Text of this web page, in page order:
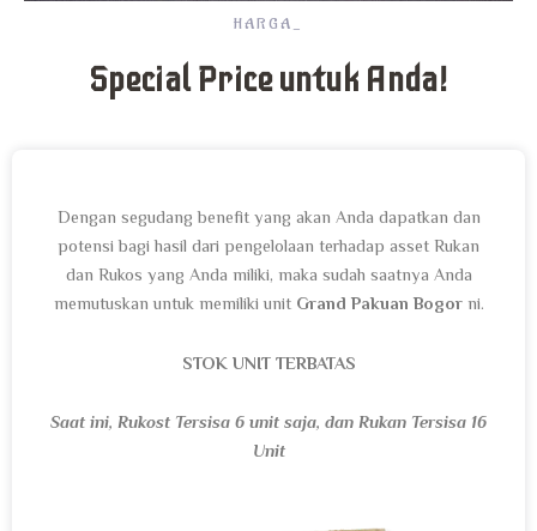
HARGA_
Special Price untuk Anda!
Dengan segudang benefit yang akan Anda dapatkan dan
potensi bagi hasil dari pengelolaan terhadap asset Rukan
dan Rukos yang Anda miliki, maka sudah saatnya Anda
memutuskan untuk memiliki unit Grand Pakuan Bogor ni.
STOK UNIT TERBATAS
Saat ini, Rukost Tersisa 6 unit saja, dan Rukan Tersisa 16
Unit